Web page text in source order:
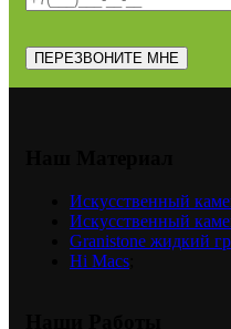
Искусственный
Искусственный
Granistone жидкий
Hi Macs